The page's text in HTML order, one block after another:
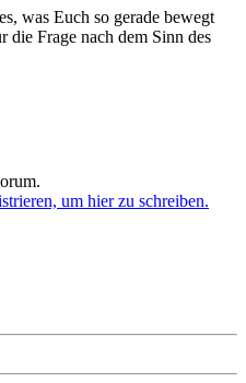
was Euch so gerade bewegt
die Frage nach dem Sinn des
um hier zu schreiben.